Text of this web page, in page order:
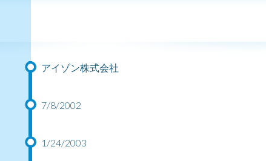
アイゾン株式会社
7/8/2002
1/24/2003